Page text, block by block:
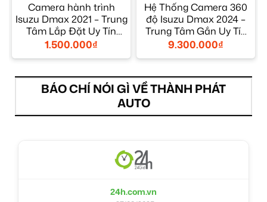
Camera hành trình
Isuzu Dmax 2021 – Trung
Tâm Lắp Đặt Uy Tín
TPHCM
1.500.000₫
Hệ Thống Camera 360
độ Isuzu Dmax 2024 –
Trung Tâm Gắn Uy Tín
TPHCM
9.300.000₫
BÁO CHÍ NÓI GÌ VỀ THÀNH PHÁT
AUTO
24h.com.vn